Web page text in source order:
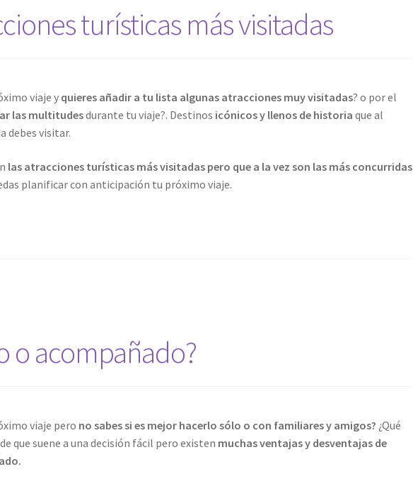
turísticas más visitadas
viaje y quieres añadir a tu lista algunas atracciones muy visitadas? o por el
las multitudesdurante tu viaje?. Destinos icónicos y llenos de historia que al
debes visitar.
las atracciones turísticas más visitadas pero que a la vez son las más concurridas
planificar con anticipación tu próximo viaje.
o acompañado?
viaje pero no sabes si es mejor hacerlo sólo o con familiares y amigos? ¿Qué
que suene a una decisión fácil pero existen muchas ventajas y desventajas de